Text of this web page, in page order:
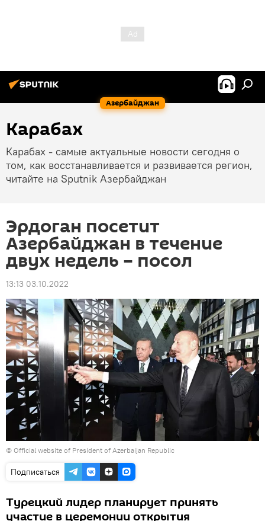
Азербайджан
Карабах
Карабах - самые актуальные новости сегодня о
том, как восстанавливается и развивается регион,
читайте на Sputnik Азербайджан
Эрдоган посетит
Азербайджан в течение
двух недель – посол
13:13 03.10.2022
© Official website of President of Azerbaijan Republic
Подписаться
Турецкий лидер планирует принять
участие в церемонии открытия